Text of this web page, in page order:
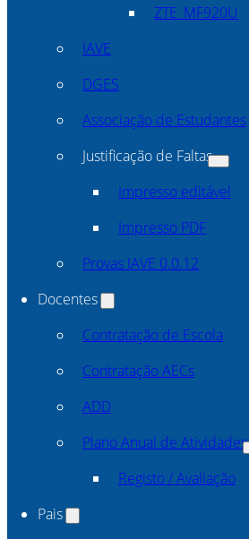
ZTE_MF920U
IAVE
DGES
Associação de Estudantes
Justificação de Faltas
Impresso editável
Impresso PDF
Provas IAVE 0.0.12
Docentes
Contratação de Escola
Contratação AECs
ADD
Plano Anual de Atividades
Registo / Avaliação
Pais